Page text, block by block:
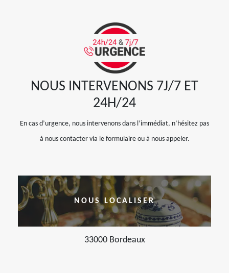
NOUS INTERVENONS 7J/7 ET
24H/24
En cas d’urgence, nous intervenons dans l’immédiat, n’hésitez pas
à nous contacter via le formulaire ou à nous appeler.
NOUS LOCALISER
33000 Bordeaux